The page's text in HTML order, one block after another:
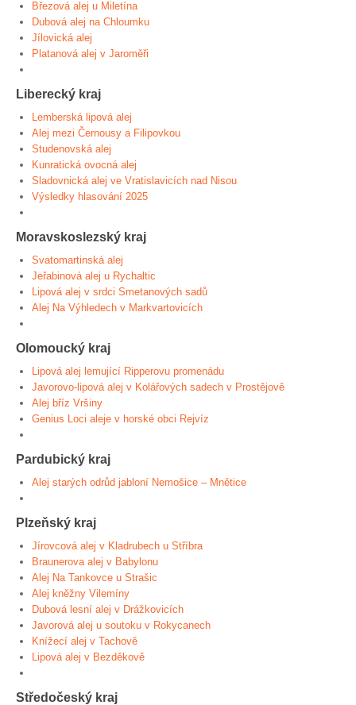
Březová alej u Miletína
Dubová alej na Chloumku
Jílovická alej
Platanová alej v Jaroměři
Liberecký kraj
Lemberská lipová alej
Alej mezi Černousy a Filipovkou
Studenovská alej
Kunratická ovocná alej
Sladovnická alej ve Vratislavicích nad Nisou
Výsledky hlasování 2025
Moravskoslezský kraj
Svatomartinská alej
Jeřabinová alej u Rychaltic
Lipová alej v srdci Smetanových sadů
Alej Na Výhledech v Markvartovicích
Olomoucký kraj
Lipová alej lemující Ripperovu promenádu
Javorovo-lipová alej v Kolářových sadech v Prostějově
Alej bříz Vršiny
Genius Loci aleje v horské obci Rejvíz
Pardubický kraj
Alej starých odrůd jabloní Nemošice – Mnětice
Plzeňský kraj
Jírovcová alej v Kladrubech u Stříbra
Braunerova alej v Babylonu
Alej Na Tankovce u Strašic
Alej kněžny Vilemíny
Dubová lesní alej v Drážkovicích
Javorová alej u soutoku v Rokycanech
Knížecí alej v Tachově
Lipová alej v Bezděkově
Středočeský kraj